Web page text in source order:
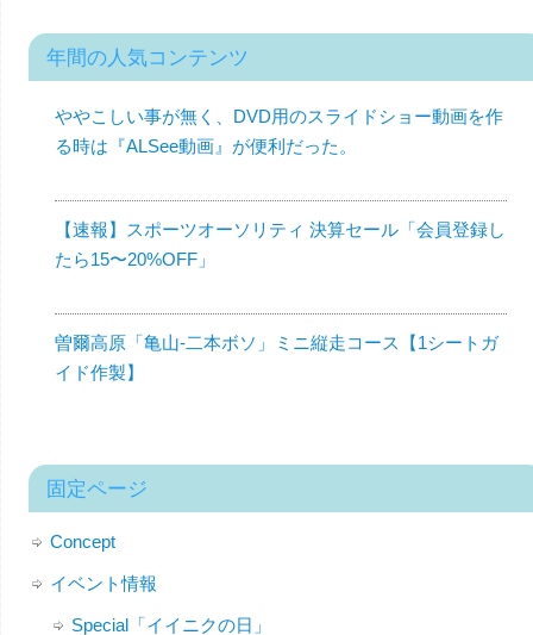
年間の人気コンテンツ
ややこしい事が無く、DVD用のスライドショー動画を作
る時は『ALSee動画』が便利だった。
【速報】スポーツオーソリティ 決算セール「会員登録し
たら15〜20%OFF」
曽爾高原「亀山-二本ボソ」ミニ縦走コース【1シートガ
イド作製】
固定ページ
Concept
イベント情報
Special「イイニクの日」